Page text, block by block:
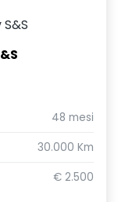
48 mesi
30.000 Km
€ 2.500